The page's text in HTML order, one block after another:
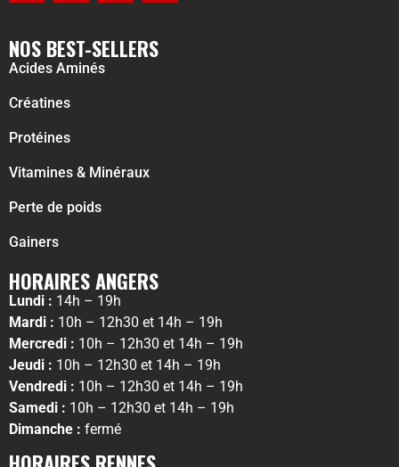
NOS BEST-SELLERS
Acides Aminés
Créatines
Protéines
Vitamines & Minéraux
Perte de poids
Gainers
HORAIRES ANGERS
Lundi : 14h – 19h
Mardi : 10h – 12h30 et 14h – 19h
Mercredi : 10h – 12h30 et 14h – 19h
Jeudi : 10h – 12h30 et 14h – 19h
Vendredi : 10h – 12h30 et 14h – 19h
Samedi : 10h – 12h30 et 14h – 19h
Dimanche : fermé